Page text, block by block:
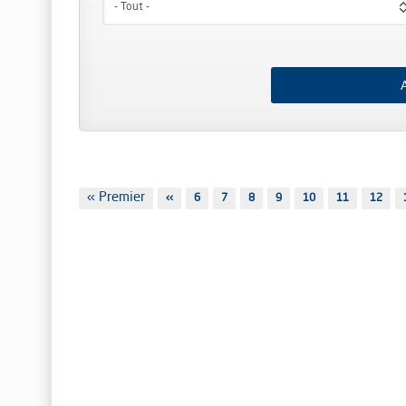
- Tout -
Première
« Premier
Page
‹‹ Page
6 Page
7 Page
8 Page
9 Page
10 Page
11 Page
12